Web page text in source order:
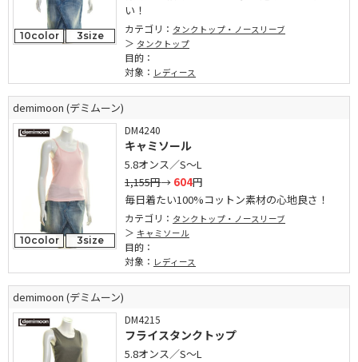
10color 3size
い！
カテゴリ： タンクトップ・ノースリーブ
タンクトップ
目的：
対象： レディース
demimoon (デミムーン)
10color 3size
DM4240
キャミソール
5.8オンス／S～L
1,155円→ 604円
毎日着たい100%コットン素材の心地良さ！
カテゴリ： タンクトップ・ノースリーブ
キャミソール
目的：
対象： レディース
demimoon (デミムーン)
DM4215
フライスタンクトップ
5.8オンス／S～L